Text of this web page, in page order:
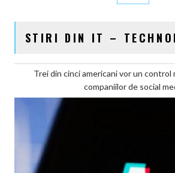
STIRI DIN IT –
Trei din cinci americani vor un control
companiilor de social